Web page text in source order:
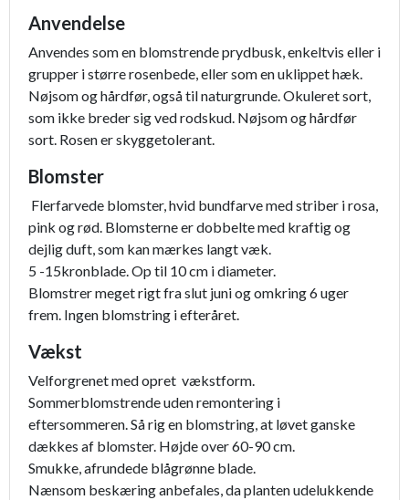
Anvendelse
Anvendes som en blomstrende prydbusk, enkeltvis eller i
grupper i større rosenbede, eller som en uklippet hæk.
Nøjsom og hårdfør, også til naturgrunde. Okuleret sort,
som ikke breder sig ved rodskud. Nøjsom og hårdfør
sort. Rosen er skyggetolerant.
Blomster
Flerfarvede blomster, hvid bundfarve med striber i rosa,
pink og rød. Blomsterne er dobbelte med kraftig og
dejlig duft, som kan mærkes langt væk.
5 -15kronblade. Op til 10 cm i diameter.
Blomstrer meget rigt fra slut juni og omkring 6 uger
frem. Ingen blomstring i efteråret.
Vækst
Velforgrenet med opret vækstform.
Sommerblomstrende uden remontering i
eftersommeren. Så rig en blomstring, at løvet ganske
dækkes af blomster. Højde over 60-90 cm.
Smukke, afrundede blågrønne blade.
Nænsom beskæring anbefales, da planten udelukkende